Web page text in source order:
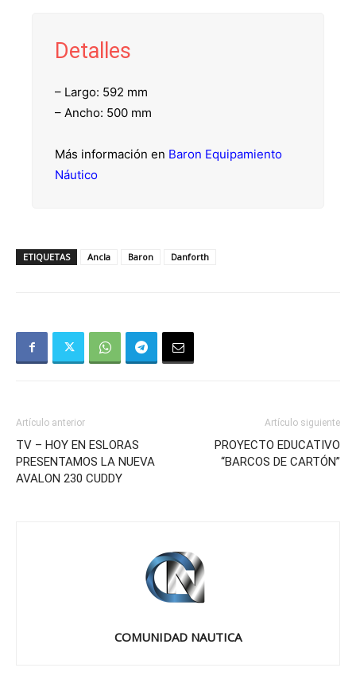
Detalles
– Largo: 592 mm
– Ancho: 500 mm
Más información en Baron Equipamiento
Náutico
ETIQUETAS Ancla Baron Danforth
Artículo anterior
TV – HOY EN ESLORAS
PRESENTAMOS LA NUEVA
AVALON 230 CUDDY
Artículo siguiente
PROYECTO EDUCATIVO
“BARCOS DE CARTÓN”
COMUNIDAD NAUTICA